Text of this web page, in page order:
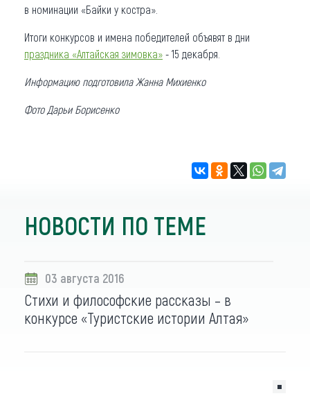
в номинации «Байки у костра».
Итоги конкурсов и имена победителей объявят в дни
праздника «Алтайская зимовка» - 15 декабря.
Информацию подготовила Жанна Михиенко
Фото Дарьи Борисенко
НОВОСТИ ПО ТЕМЕ
03 августа 2016
Стихи и философские рассказы – в
конкурсе «Туристские истории Алтая»